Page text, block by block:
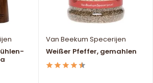
Van Beekum Specerijen
Weißer Pfeffer, gemahlen